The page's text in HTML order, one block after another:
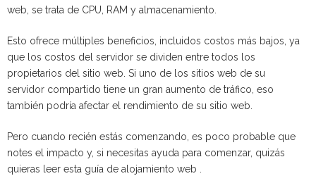
web, se trata de CPU, RAM y almacenamiento.
Esto ofrece múltiples beneficios, incluidos costos más bajos, ya
que los costos del servidor se dividen entre todos los
propietarios del sitio web. Si uno de los sitios web de su
servidor compartido tiene un gran aumento de tráfico, eso
también podría afectar el rendimiento de su sitio web.
Pero cuando recién estás comenzando, es poco probable que
notes el impacto y, si necesitas ayuda para comenzar, quizás
quieras leer esta guía de alojamiento web .